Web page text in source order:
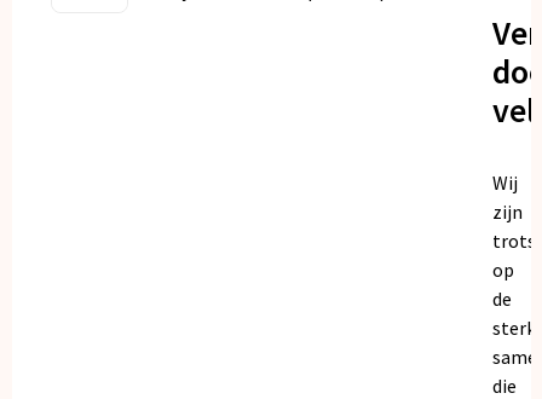
Wij
zijn
trots
op
de
die